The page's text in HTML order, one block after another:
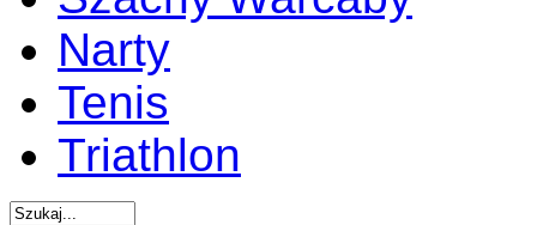
Narty
Tenis
Triathlon